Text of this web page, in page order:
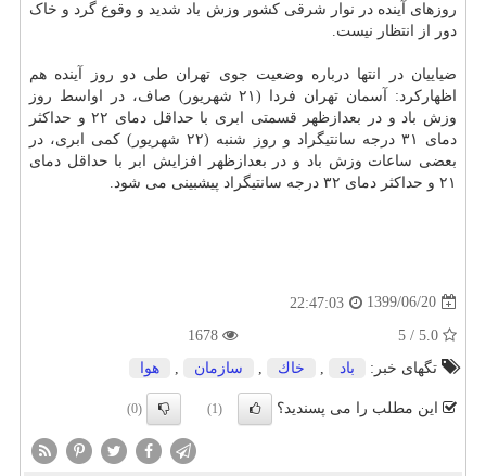
روزهای آینده در نوار شرقی کشور وزش باد شدید و وقوع گرد و خاک
دور از انتظار نیست.
ضیاییان در انتها درباره وضعیت جوی تهران طی دو روز آینده هم
اظهارکرد: آسمان تهران فردا (۲۱ شهریور) صاف، در اواسط روز
وزش باد و در بعدازظهر قسمتی ابری با حداقل دمای ۲۲ و حداکثر
دمای ۳۱ درجه سانتیگراد و روز شنبه (۲۲ شهریور) کمی ابری، در
بعضی ساعات وزش باد و در بعدازظهر افزایش ابر با حداقل دمای
۲۱ و حداکثر دمای ۳۲ درجه سانتیگراد پیشبینی می شود.
1399/06/20
22:47:03
تگهای خبر:
باد , خاك , سازمان , هوا
این مطلب را می پسندید؟ (1)
(0)